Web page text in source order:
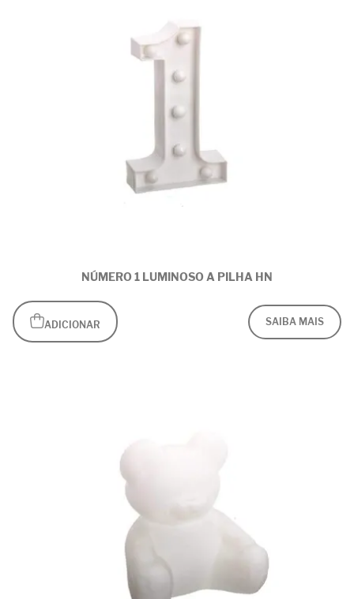
NÚMERO 1 LUMINOSO A PILHA HN
ADICIONAR SAIBA MAIS